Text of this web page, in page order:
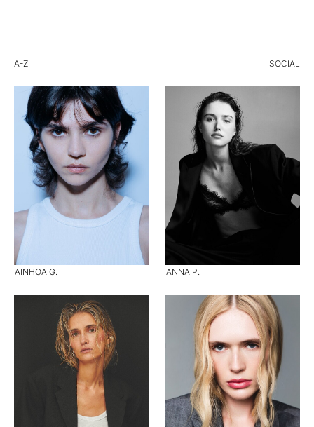
A-Z SOCIAL
AINHOA G. ANNA P.